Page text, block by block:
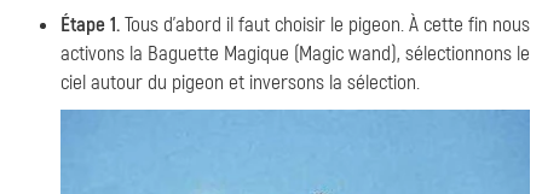
Étape 1.Tous d'abord il faut choisir le pigeon. À cette fin nous
activons la Baguette Magique (Magic wand), sélectionnons le
ciel autour du pigeon et inversons la sélection.